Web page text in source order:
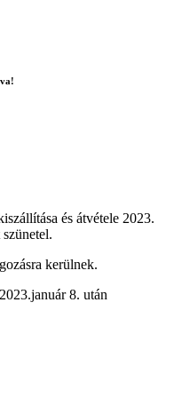
és átvétele 2023.
kerülnek.
8. után